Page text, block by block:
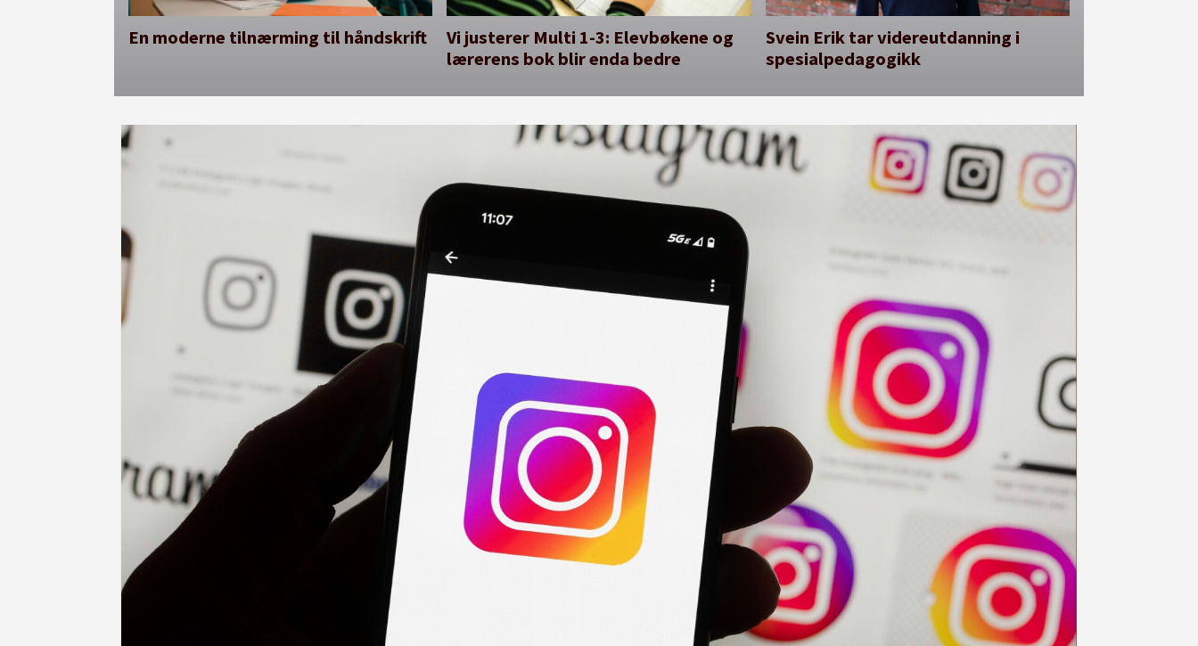
En moderne tilnærming til håndskrift
Vi justerer Multi 1-3: Elevbøkene og
lærerens bok blir enda bedre
Svein Erik tar videreutdanning i
spesialpedagogikk